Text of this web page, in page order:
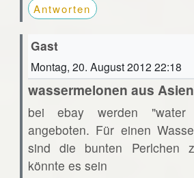
Antworten
Gast
Montag, 20. August 2012 22:18
wassermelonen aus Asien
bei ebay werden "water
angeboten. Für einen
sind die bunten Perlchen
könnte es sein